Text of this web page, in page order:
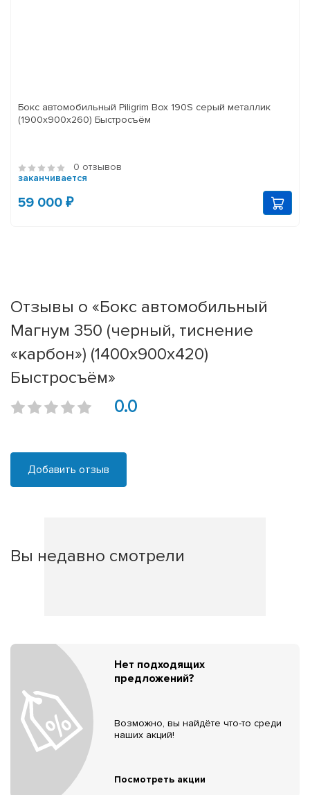
Бокс автомобильный Piligrim Box 190S серый металлик
(1900x900x260) Быстросъём
0 отзывов
заканчивается
59 000 ₽
Отзывы о «Бокс автомобильный
Магнум 350 (черный, тиснение
«карбон») (1400х900х420)
Быстросъём»
0.0
Добавить отзыв
Вы недавно смотрели
Нет подходящих
предложений?
Возможно, вы найдёте что-то среди
наших акций!
Посмотреть акции